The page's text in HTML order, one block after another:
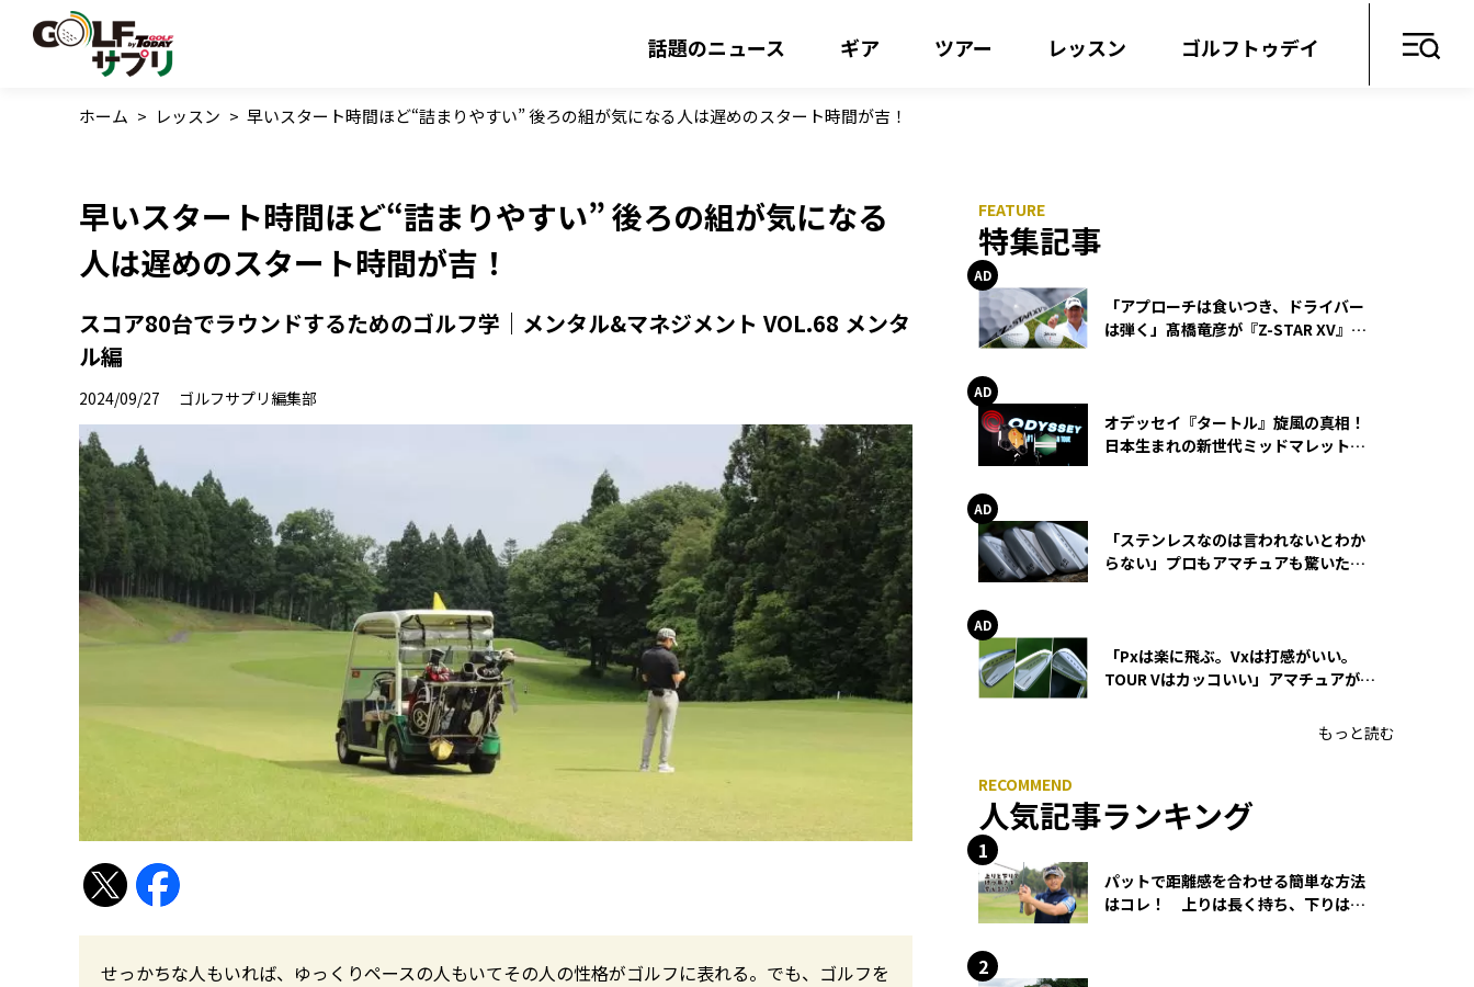
話題のニュース ギア ツアー レッスン ゴルフトゥデイ
ホーム > レッスン > 早いスタート時間ほど“詰まりやすい” 後ろの組が気になる人は遅めのスタート時間が吉！
早いスタート時間ほど“詰まりやすい” 後ろの組が気になる
人は遅めのスタート時間が吉！
スコア80台でラウンドするためのゴルフ学｜メンタル&マネジメント VOL.68 メンタ
ル編
2024/09/27 ゴルフサプリ編集部
せっかちな人もいれば、ゆっくりペースの人もいてその人の性格がゴルフに表れる。でも、ゴルフを
特集記事
「アプローチは食いつき、ドライバー
は弾く」髙橋竜彦が『Z-STAR XV』を
オデッセイ『タートル』旋風の真相！
日本生まれの新世代ミッドマレットが
「ステンレスなのは言われないとわか
らない」プロもアマチュアも驚いた
「Pxは楽に飛ぶ。Vxは打感がいい。
TOUR Vはカッコいい」アマチュアが選
もっと読む
人気記事ランキング
パットで距離感を合わせる簡単な方法
はコレ！ 上りは長く持ち、下りは短